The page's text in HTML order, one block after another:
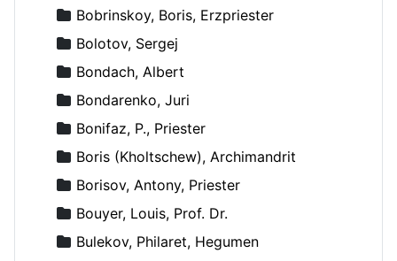
Bobrinskoy, Boris, Erzpriester
Bolotov, Sergej
Bondach, Albert
Bondarenko, Juri
Bonifaz, P., Priester
Boris (Kholtschew), Archimandrit
Borisov, Antony, Priester
Bouyer, Louis, Prof. Dr.
Bulekov, Philaret, Hegumen